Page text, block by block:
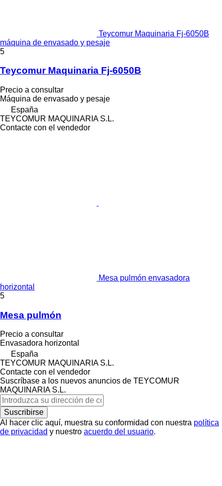
Teycomur Maquinaria Fj-6050B
máquina de envasado y pesaje
5
Teycomur Maquinaria Fj-6050B
Precio a consultar
Máquina de envasado y pesaje
España
TEYCOMUR MAQUINARIA S.L.
Contacte con el vendedor
Mesa pulmón envasadora
horizontal
5
Mesa pulmón
Precio a consultar
Envasadora horizontal
España
TEYCOMUR MAQUINARIA S.L.
Contacte con el vendedor
Suscríbase a los nuevos anuncios de TEYCOMUR
MAQUINARIA S.L.
Suscribirse
Al hacer clic aquí, muestra su conformidad con nuestra política
de privacidad y nuestro acuerdo del usuario.